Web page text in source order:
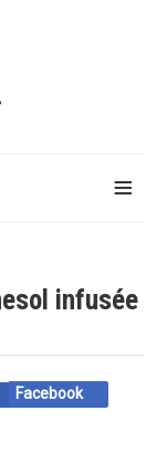
≡
infusée
Facebook